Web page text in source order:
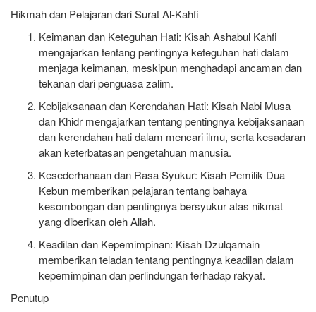
Hikmah dan Pelajaran dari Surat Al-Kahfi
Keimanan dan Keteguhan Hati: Kisah Ashabul Kahfi
mengajarkan tentang pentingnya keteguhan hati dalam
menjaga keimanan, meskipun menghadapi ancaman dan
tekanan dari penguasa zalim.
Kebijaksanaan dan Kerendahan Hati: Kisah Nabi Musa
dan Khidr mengajarkan tentang pentingnya kebijaksanaan
dan kerendahan hati dalam mencari ilmu, serta kesadaran
akan keterbatasan pengetahuan manusia.
Kesederhanaan dan Rasa Syukur: Kisah Pemilik Dua
Kebun memberikan pelajaran tentang bahaya
kesombongan dan pentingnya bersyukur atas nikmat
yang diberikan oleh Allah.
Keadilan dan Kepemimpinan: Kisah Dzulqarnain
memberikan teladan tentang pentingnya keadilan dalam
kepemimpinan dan perlindungan terhadap rakyat.
Penutup